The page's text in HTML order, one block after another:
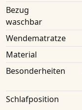
Bezug
waschbar
Wendematratze
Material
Besonderheiten
Schlafposition